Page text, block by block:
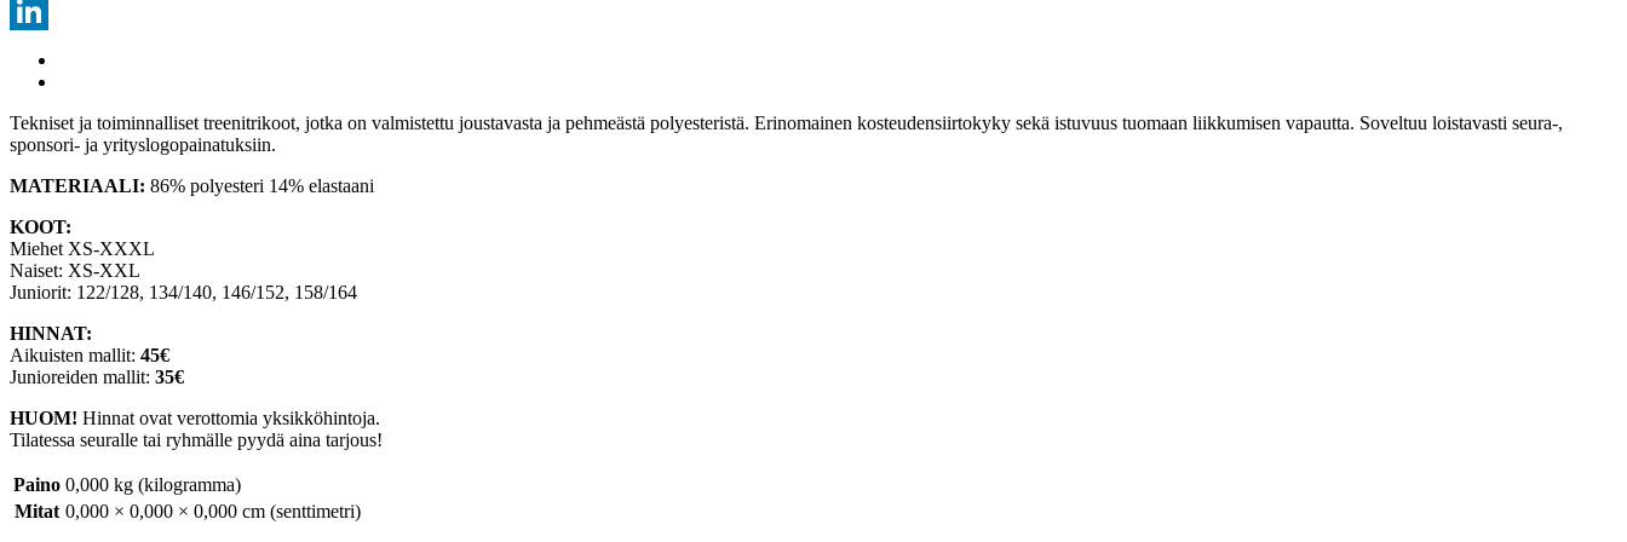
Threads
Tekniset ja toiminnalliset treenitrikoot, jotka on valmistettu joustavasta ja pehmeästä polyesteristä. Erinomainen kosteudensiirtokyky sekä istuvuus tuomaan liikkumisen vapautta. Soveltuu loistavasti seura-,
sponsori- ja yrityslogopainatuksiin.
MATERIAALI: 86% polyesteri 14% elastaani
KOOT:
Miehet XS‐XXXL
Naiset: XS‐XXL
Juniorit: 122/128, 134/140, 146/152, 158/164
HINNAT:
Aikuisten mallit: 45€
Junioreiden mallit: 35€
HUOM! Hinnat ovat verottomia yksikköhintoja.
Tilatessa seuralle tai ryhmälle pyydä aina tarjous!
Paino 0,000 kg (kilogramma)
Mitat 0,000 × 0,000 × 0,000 cm (senttimetri)